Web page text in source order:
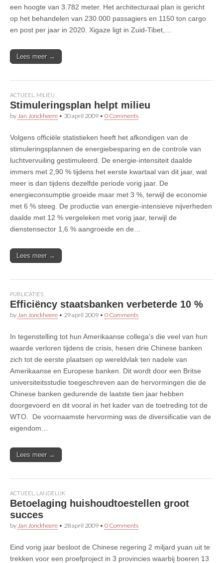
een hoogte van 3.782 meter. Het architecturaal plan is gericht
op het behandelen van 230.000 passagiers en 1150 ton cargo
en post per jaar in 2020. Xigaze ligt in Zuid-Tibet,…
Lees meer →
ACTUEEL MILIEU
Stimuleringsplan helpt milieu
by Jan Jonckheere • 30 april 2009 • 0 Comments
Volgens officiële statistieken heeft het afkondigen van de
stimuleringsplannen de energiebesparing en de controle van
luchtvervuiling gestimuleerd. De energie-intensiteit daalde
immers met 2,90 % tijdens het eerste kwartaal van dit jaar, wat
meer is dan tijdens dezelfde periode vorig jaar. De
energieconsumptie groeide maar met 3 %, terwijl de economie
met 6 % steeg. De productie van energie-intensieve nijverheden
daalde met 12 % vergeleken met vorig jaar, terwijl de
dienstensector 1,6 % aangroeide en de…
Lees meer →
PUBLICATIES
Efficiëncy staatsbanken verbeterde 10 %
by Jan Jonckheere • 29 april 2009 • 0 Comments
In tegenstelling tot hun Amerikaanse collega’s die veel van hun
waarde verloren tijdens de crisis, hesen drie Chinese banken
zich tot de eerste plaatsen op wereldvlak ten nadele van
Amerikaanse en Europese banken. Dit wordt door een Britse
universiteitsstudie toegeschreven aan de hervormingen die de
Chinese banken gedurende de laatste tien jaar hebben
doorgevoerd en dit vooral in het kader van de toetreding tot de
WTO. De voornaamste hervorming was de diversificatie van de
eigendom…
Lees meer →
ACTUEEL LANDELIJK
Betoelaging huishoudtoestellen groot
succes
by Jan Jonckheere • 28 april 2009 • 0 Comments
Eind vorig jaar besloot de Chinese regering 2 miljard yuan uit te
trekken voor een proefproject in 3 provincies waarbij boeren 13